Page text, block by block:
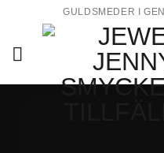
content
GULDSMEDER I